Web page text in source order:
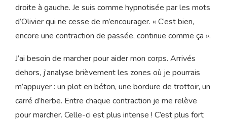
demande que l’on m’apporte un ballon. On reprend donc
ce qu’on avait commencé à la maison. Olivier se tient
derrière moi et me masse le bas du dos pendant que je
Je suis bercée par la musique et mes mouvements de
droite à gauche. Je suis comme hypnotisée par les mots
d’Olivier qui ne cesse de m’encourager. « C’est bien,
encore une contraction de passée, continue comme ça ».